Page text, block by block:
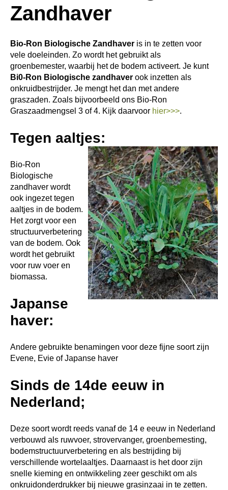
Zandhaver
Bio-Ron Biologische Zandhaver is in te zetten voor
vele doeleinden. Zo wordt het gebruikt als
groenbemester, waarbij het de bodem activeert. Je kunt
Bi0-Ron Biologische zandhaver ook inzetten als
onkruidbestrijder. Je mengt het dan met andere
graszaden. Zoals bijvoorbeeld ons Bio-Ron
Graszaadmengsel 3 of 4. Kijk daarvoor hier>>>.
Tegen aaltjes:
Bio-Ron
Biologische
zandhaver wordt
ook ingezet tegen
aaltjes in de bodem.
Het zorgt voor een
structuurverbetering
van de bodem. Ook
wordt het gebruikt
voor ruw voer en
biomassa.
Japanse
haver:
Andere gebruikte benamingen voor deze fijne soort zijn
Evene, Evie of Japanse haver
Sinds de 14de eeuw in
Nederland;
Deze soort wordt reeds vanaf de 14 e eeuw in Nederland
verbouwd als ruwvoer, strovervanger, groenbemesting,
bodemstructuurverbetering en als bestrijding bij
verschillende wortelaaltjes. Daarnaast is het door zijn
snelle kieming en ontwikkeling zeer geschikt om als
onkruidonderdrukker bij nieuwe grasinzaai in te zetten.